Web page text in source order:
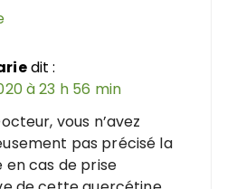
dit :
à 23 h 56 min
vous n’avez
pas précisé la
en cas de prise